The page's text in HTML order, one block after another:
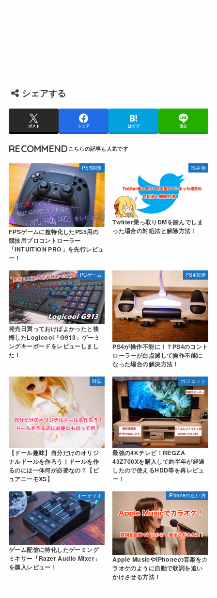
シェアする
ポスト シェア はてブ 送る
RECOMMEND
PS5関連
FPSゲームに超特化したPS5用の
競技用プロコントローラー
「INTUITION PRO」を先行レビュ
ー！
読み物
Twitter乗っ取りDMを踏んでしま
った場合の対処法と解除方法！
PCゲーム
発売日買っておけばよかったと後
悔したLogicool「G913」ゲーミ
ングキーボードをレビューしまし
た！
PS4関連
PS4が操作不能に！？PS4のコント
ローラーが白点滅して操作不能に
なった場合の解決方法！
雑記
【ドール趣味】自分だけのオリジ
ナルドールを作ろう！ドールを作
るのには一体何が必要なの？【ピ
ュアニーモXS】
ガジェット
最強の4Kテレビ！REGZA
43Z700Xを購入して約半年が経過
したので使えるHDD等を再レビュ
ー！
オーディオ
ゲーム配信に特化したゲーミング
ミキサー「Razer Audio Mixer」
を購入レビュー！
iPhoneの使い方
Apple MusicやiPhoneの音楽をカ
ラオケのように自動で歌詞を追い
かけさせる方法！